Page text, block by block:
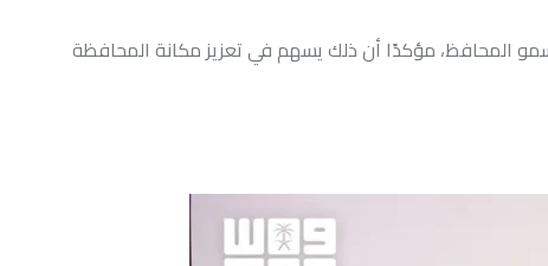
المحافظ، مؤكدًا أن ذلك يسهم في تعزيز مكانة المحافظة